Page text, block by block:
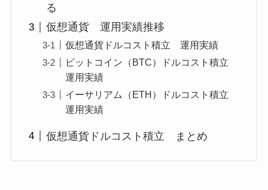
る
仮想通貨 運用実績推移
仮想通貨ドルコスト積立 運用実績
ビットコイン（BTC）ドルコスト積立
運用実績
イーサリアム（ETH）ドルコスト積立
運用実績
仮想通貨ドルコスト積立 まとめ